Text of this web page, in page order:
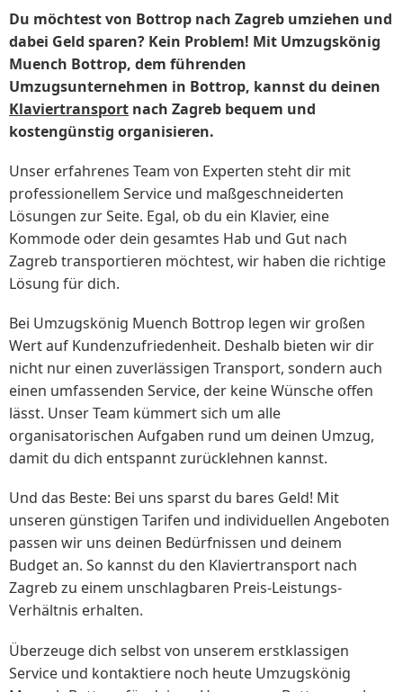
Du möchtest von Bottrop nach Zagreb umziehen und
dabei Geld sparen? Kein Problem! Mit Umzugskönig
Muench Bottrop, dem führenden
Umzugsunternehmen in Bottrop, kannst du deinen
Klaviertransport nach Zagreb bequem und
kostengünstig organisieren.
Unser erfahrenes Team von Experten steht dir mit
professionellem Service und maßgeschneiderten
Lösungen zur Seite. Egal, ob du ein Klavier, eine
Kommode oder dein gesamtes Hab und Gut nach
Zagreb transportieren möchtest, wir haben die richtige
Lösung für dich.
Bei Umzugskönig Muench Bottrop legen wir großen
Wert auf Kundenzufriedenheit. Deshalb bieten wir dir
nicht nur einen zuverlässigen Transport, sondern auch
einen umfassenden Service, der keine Wünsche offen
lässt. Unser Team kümmert sich um alle
organisatorischen Aufgaben rund um deinen Umzug,
damit du dich entspannt zurücklehnen kannst.
Und das Beste: Bei uns sparst du bares Geld! Mit
unseren günstigen Tarifen und individuellen Angeboten
passen wir uns deinen Bedürfnissen und deinem
Budget an. So kannst du den Klaviertransport nach
Zagreb zu einem unschlagbaren Preis-Leistungs-
Verhältnis erhalten.
Überzeuge dich selbst von unserem erstklassigen
Service und kontaktiere noch heute Umzugskönig